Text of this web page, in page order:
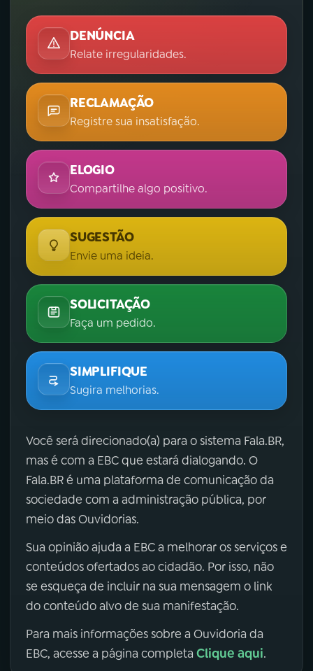
DENÚNCIA
Relate irregularidades.
RECLAMAÇÃO
Registre sua insatisfação.
ELOGIO
Compartilhe algo positivo.
SUGESTÃO
Envie uma ideia.
SOLICITAÇÃO
Faça um pedido.
SIMPLIFIQUE
Sugira melhorias.
Você será direcionado(a) para o sistema Fala.BR,
mas é com a EBC que estará dialogando. O
Fala.BR é uma plataforma de comunicação da
sociedade com a administração pública, por
meio das Ouvidorias.
Sua opinião ajuda a EBC a melhorar os serviços e
conteúdos ofertados ao cidadão. Por isso, não
se esqueça de incluir na sua mensagem o link
do conteúdo alvo de sua manifestação.
Para mais informações sobre a Ouvidoria da
EBC, acesse a página completa Clique aqui.